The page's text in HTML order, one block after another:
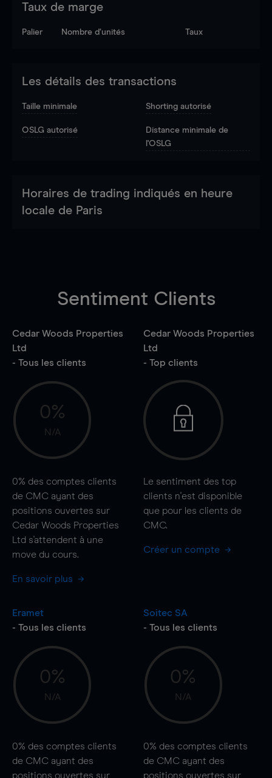
Taux de marge
Palier Nombre d’unités Taux
Les détails des transactions
Taille minimale Shorting autorisé
OSLG autorisé
Distance minimale de
l'OSLG
Horaires de trading indiqués en heure
locale de Paris
Sentiment Clients
Cedar Woods Properties
Ltd
- Tous les clients
0%
N/A
0% des comptes clients
de CMC ayant des
positions ouvertes sur
Cedar Woods Properties
Ltd s'attendent à une
move du cours.
En savoir plus
Cedar Woods Properties
Ltd
- Top clients
Le sentiment des top
clients n'est disponible
que pour les clients de
CMC.
Créer un compte
Eramet
- Tous les clients
0%
N/A
0% des comptes clients
de CMC ayant des
positions ouvertes sur
Soitec SA
- Tous les clients
0%
N/A
0% des comptes clients
de CMC ayant des
positions ouvertes sur